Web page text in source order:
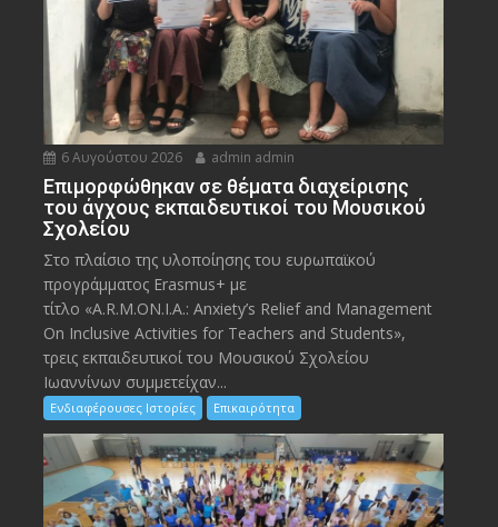
6 Αυγούστου 2026 admin admin
Eπιμορφώθηκαν σε θέματα διαχείρισης
του άγχους εκπαιδευτικοί του Μουσικού
Σχολείου
Στο πλαίσιο της υλοποίησης του ευρωπαϊκού
προγράμματος Erasmus+ με
τίτλο «A.R.M.ON.I.A.: Anxiety’s Relief and Management
On Inclusive Activities for Teachers and Students»,
τρεις εκπαιδευτικοί του Μουσικού Σχολείου
Ιωαννίνων συμμετείχαν...
Ενδιαφέρουσες Ιστορίες Επικαιρότητα